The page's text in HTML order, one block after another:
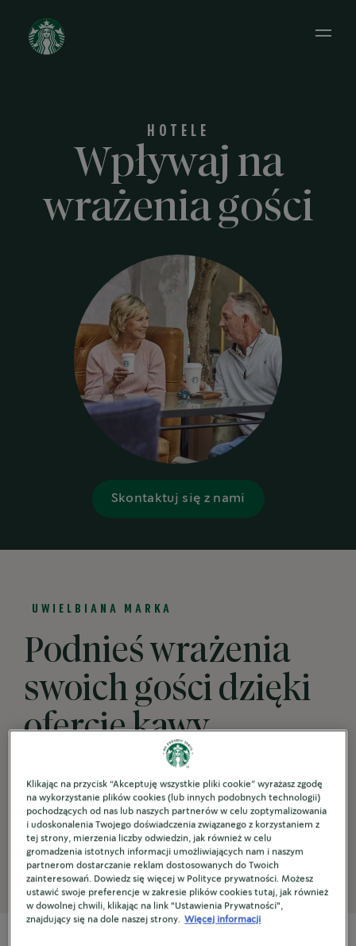
Skontaktuj się z nami
HOTELE
Wpływaj na
wrażenia gości
UWIELBIANA MARKA
Podnieś wrażenia
swoich gości dzięki
ofercie kawy
premium na każdą
chwilę ich wizyty w
hotelu.
Klikając na przycisk “Akceptuję wszystkie pliki cookie” wyrażasz zgodę
na wykorzystanie plików cookies (lub innych podobnych technologii)
pochodzących od nas lub naszych partnerów w celu zoptymalizowania
i udoskonalenia Twojego doświadczenia związanego z korzystaniem z
tej strony, mierzenia liczby odwiedzin, jak również w celu
gromadzenia istotnych informacji umożliwiających nam i naszym
partnerom dostarczanie reklam dostosowanych do Twoich
zainteresowań. Dowiedz się więcej w Polityce prywatności. Możesz
ustawić swoje preferencje w zakresie plików cookies tutaj, jak również
w dowolnej chwili, klikając na link "Ustawienia Prywatności",
znajdujący się na dole naszej strony. Więcej informacji